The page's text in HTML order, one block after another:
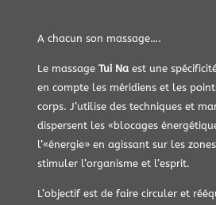
A chacun son massage….
Le massage Tui Na est une
en compte les méridiens et les
corps. J’utilise des techniques et
dispersent les «blocages
l’«énergie» en agissant sur les
stimuler l’organisme et l’esprit.
L’objectif est de faire circuler et